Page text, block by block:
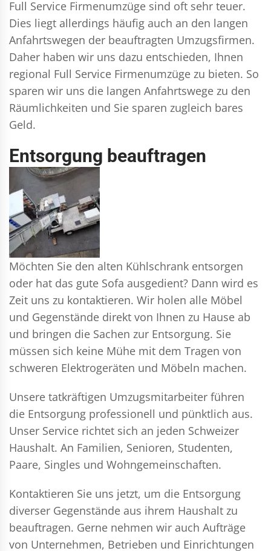
Full Service Firmenumzüge sind oft sehr teuer.
Dies liegt allerdings häufig auch an den langen
Anfahrtswegen der beauftragten Umzugsfirmen.
Daher haben wir uns dazu entschieden, Ihnen
regional Full Service Firmenumzüge zu bieten. So
sparen wir uns die langen Anfahrtswege zu den
Räumlichkeiten und Sie sparen zugleich bares
Geld.
Entsorgung beauftragen
Möchten Sie den alten Kühlschrank entsorgen
oder hat das gute Sofa ausgedient? Dann wird es
Zeit uns zu kontaktieren. Wir holen alle Möbel
und Gegenstände direkt von Ihnen zu Hause ab
und bringen die Sachen zur Entsorgung. Sie
müssen sich keine Mühe mit dem Tragen von
schweren Elektrogeräten und Möbeln machen.
Unsere tatkräftigen Umzugsmitarbeiter führen
die Entsorgung professionell und pünktlich aus.
Unser Service richtet sich an jeden Schweizer
Haushalt. An Familien, Senioren, Studenten,
Paare, Singles und Wohngemeinschaften.
Kontaktieren Sie uns jetzt, um die Entsorgung
diverser Gegenstände aus ihrem Haushalt zu
beauftragen. Gerne nehmen wir auch Aufträge
von Unternehmen, Betrieben und Einrichtungen